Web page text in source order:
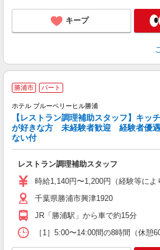
キープ
勝浦市 パート
ホテル ブルーベリーヒル勝浦
【レストラン調理補助スタッフ】キッ
が好きな方 未経験者歓迎 経験者優
ない付
レストラン調理補助スタッフ
時給1,140円〜1,200円（経験等によ
千葉県勝浦市興津1920
JR「勝浦駅」から車で約15分
［1］5:00〜14:00間の8時間（休